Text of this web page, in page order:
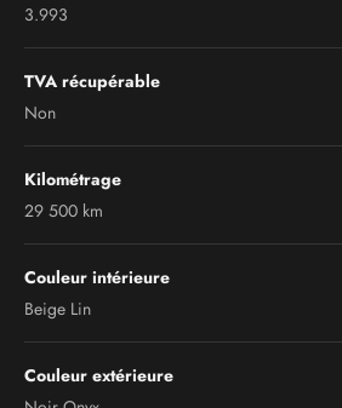
3.993
TVA récupérable
Non
Kilométrage
29 500 km
Couleur intérieure
Beige Lin
Couleur extérieure